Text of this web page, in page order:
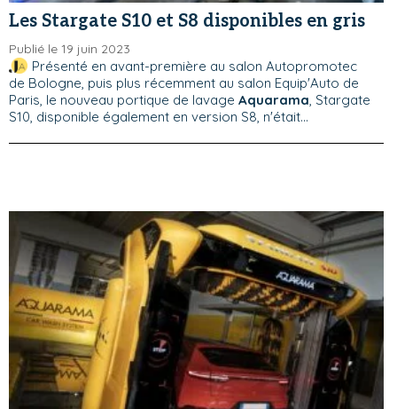
Les Stargate S10 et S8 disponibles en gris
Publié le 19 juin 2023
Présenté en avant-première au salon Autopromotec
de Bologne, puis plus récemment au salon Equip'Auto de
Paris, le nouveau portique de lavage Aquarama, Stargate
S10, disponible également en version S8, n'était...